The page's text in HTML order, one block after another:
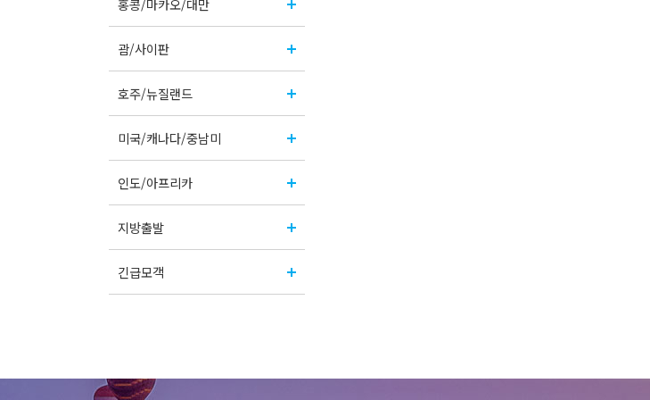
홍콩/마카오/대만
괌/사이판
호주/뉴질랜드
미국/캐나다/중남미
인도/아프리카
지방출발
긴급모객